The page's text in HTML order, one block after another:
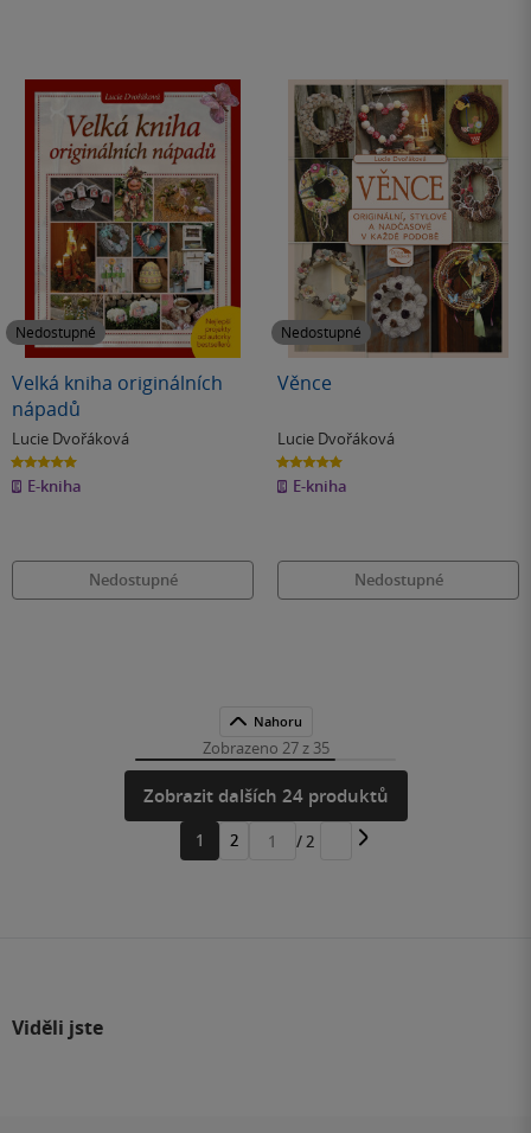
Nedostupné
Velká kniha originálních
nápadů
Lucie Dvořáková
5.0
z
5
hvězdiček
E-kniha
Nedostupné
Nedostupné
Věnce
Lucie Dvořáková
5.0
z
5
hvězdiček
E-kniha
Nedostupné
Nahoru
Zobrazeno 27 z 35
Zobrazit dalších 24 produktů
1 2
Přejít
/ 2
Viděli jste